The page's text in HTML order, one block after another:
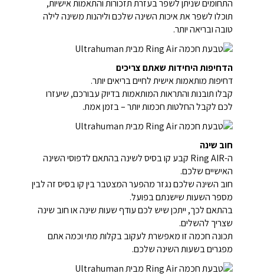
התחומים שניתן לשפר בעזרת תזכורות והתאמות אישיות,
תוכלו לשפר את איכות השינה שלכם וליהנות משינה לילה
טובה ובריאה יותר.
הדחיפות היחידות שאתם צריכים
דחיפות מותאמות אישית לחיים בריאים יותר.
קבלו תובנות והתראות המותאמות בדיוק עבורכם, שיעזרו
לכם לקבל החלטות חכמות יותר – בזמן אמת.
חוב שינה
ה-Ring AIR קבע קו בסיס לשינה בהתאם לדפוסי השינה
האישיים שלכם.
חוב השינה שלכם נגזר מהפער המצטבר בין קו בסיס זה לבין
מספר השעות שישנתם בפועל.
בהתאם לכך, ייתכן שיש לכם עודף שעות שינה או חוב שינה
שצריך להשלים.
תכונה חכמה זו מאפשרת לעקוב בקלות מתי וכמה אתם
מפגרים בשעות השינה שלכם.